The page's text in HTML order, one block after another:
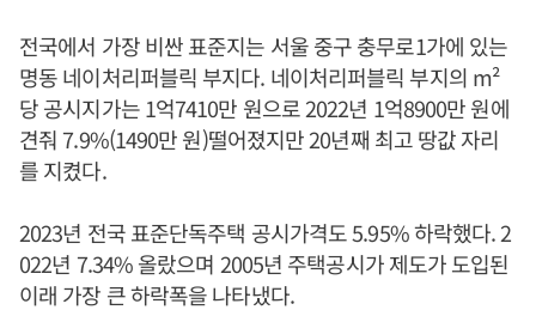
전국에서 가장 비싼 표준지는 서울 중구 충무로1가에 있는
명동 네이처리퍼블릭 부지다. 네이처리퍼블릭 부지의 m²
당 공시지가는 1억7410만 원으로 2022년 1억8900만 원에
견줘 7.9%(1490만 원)떨어졌지만 20년째 최고 땅값 자리
를 지켰다.
2023년 전국 표준단독주택 공시가격도 5.95% 하락했다. 2
022년 7.34% 올랐으며 2005년 주택공시가 제도가 도입된
이래 가장 큰 하락폭을 나타냈다.